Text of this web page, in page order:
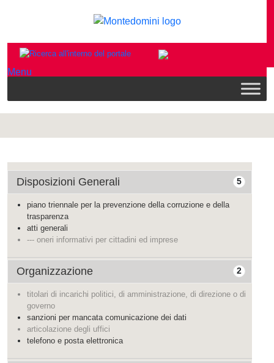
Menu
5
Disposizioni Generali
piano triennale per la prevenzione della corruzione e della
trasparenza
atti generali
--- oneri informativi per cittadini ed imprese
2
Organizzazione
titolari di incarichi politici, di amministrazione, di direzione o di
governo
sanzioni per mancata comunicazione dei dati
articolazione degli uffici
telefono e posta elettronica